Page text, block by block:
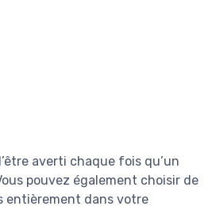
averti chaque fois qu’un
pouvez également choisir de
entièrement dans votre